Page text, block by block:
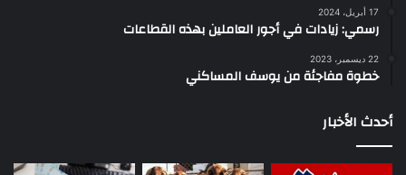
17 أبريل، 2024
رسمي: زيادات في أجور العاملين بهذه القطاعات
22 ديسمبر، 2023
خطوة مفاجئة من يوسف المساكني
أحدث الأخبار